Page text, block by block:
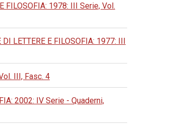
FILOSOFIA: 1978: III Serie, Vol.
LETTERE E FILOSOFIA: 1977: III
III, Fasc. 4
2002: IV Serie - Quaderni,